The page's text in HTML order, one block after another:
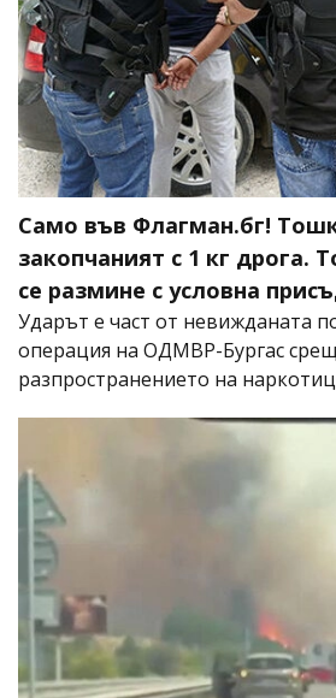
Само във Флагман.бг!
закопчаният с 1 кг дрога.
се размине с условна
Ударът е част от невижданата
операция на ОДМВР-Бургас
разпространението на